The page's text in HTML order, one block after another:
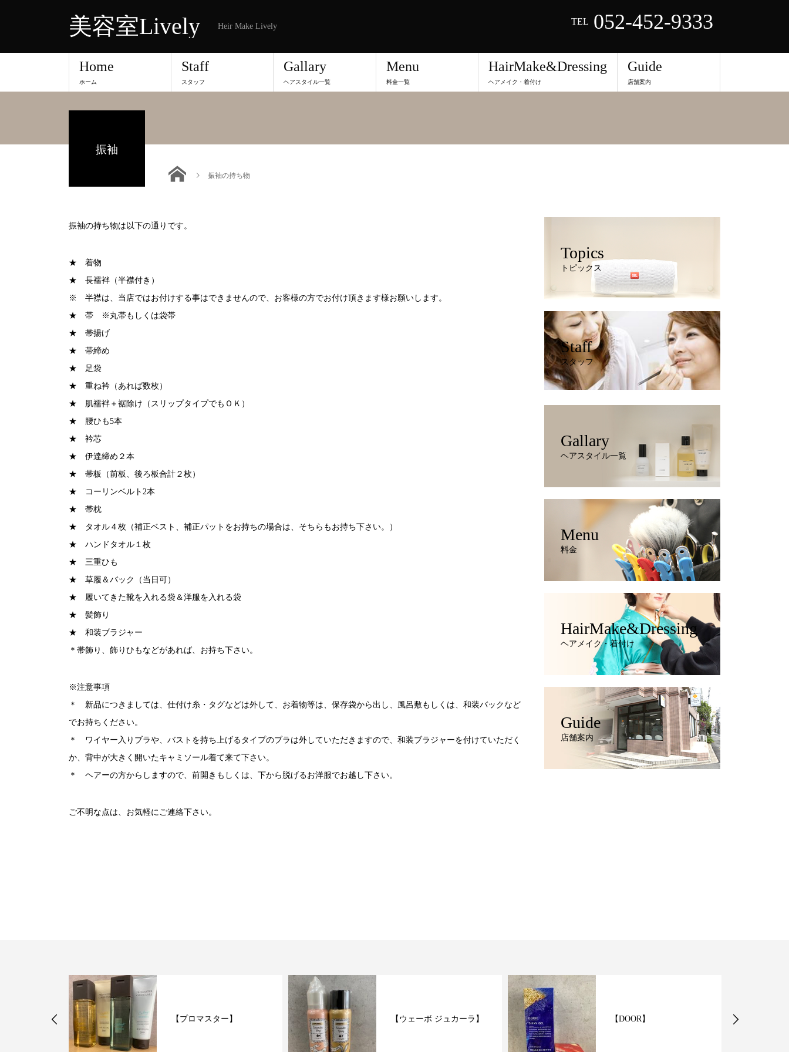
美容室Lively Heir Make Lively TEL 052-452-9333
Home
ホーム
Staff
スタッフ
Gallary
ヘアスタイル一覧
Menu
料金一覧
HairMake&Dressing
ヘアメイク・着付け
Guide
店舗案内
振袖
振袖の持ち物
振袖の持ち物は以下の通りです。
★ 着物
★ 長襦袢（半襟付き）
※ 半襟は、当店ではお付けする事はできませんので、お客様の方でお付け頂きます様お願いします。
★ 帯 ※丸帯もしくは袋帯
★ 帯揚げ
★ 帯締め
★ 足袋
★ 重ね衿（あれば数枚）
★ 肌襦袢＋裾除け（スリップタイプでもＯＫ）
★ 腰ひも5本
★ 衿芯
★ 伊達締め２本
★ 帯板（前板、後ろ板合計２枚）
★ コーリンベルト2本
★ 帯枕
★ タオル４枚（補正ベスト、補正パットをお持ちの場合は、そちらもお持ち下さい。）
★ ハンドタオル１枚
★ 三重ひも
★ 草履＆バック（当日可）
★ 履いてきた靴を入れる袋＆洋服を入れる袋
★ 髪飾り
★ 和装ブラジャー
＊帯飾り、飾りひもなどがあれば、お持ち下さい。
※注意事項
＊ 新品につきましては、仕付け糸・タグなどは外して、お着物等は、保存袋から出し、風呂敷もしくは、和装バックなど
でお持ちください。
＊ ワイヤー入りブラや、バストを持ち上げるタイプのブラは外していただきますので、和装ブラジャーを付けていただく
か、背中が大きく開いたキャミソール着て来て下さい。
＊ ヘアーの方からしますので、前開きもしくは、下から脱げるお洋服でお越し下さい。
ご不明な点は、お気軽にご連絡下さい。
Topics
トピックス
Staff
スタッフ
Gallary
ヘアスタイル一覧
Menu
料金
HairMake&Dressing
ヘアメイク・着付け
Guide
店舗案内
【プロマスター】 【ウェーボ ジュカーラ】 【DOOR】